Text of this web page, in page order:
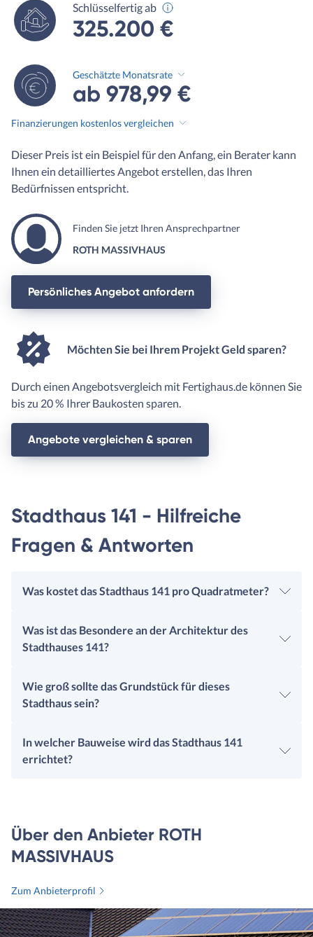
Schlüsselfertig ab
325.200 €
Geschätzte Monatsrate
ab 978,99 €
Finanzierungen kostenlos vergleichen
Dieser Preis ist ein Beispiel für den Anfang, ein Berater kann
Ihnen ein detailliertes Angebot erstellen, das Ihren
Bedürfnissen entspricht.
Finden Sie jetzt Ihren Ansprechpartner
ROTH MASSIVHAUS
Persönliches Angebot anfordern
Möchten Sie bei Ihrem Projekt Geld sparen?
Durch einen Angebotsvergleich mit Fertighaus.de können Sie
bis zu 20 % Ihrer Baukosten sparen.
Angebote vergleichen & sparen
Stadthaus 141 - Hilfreiche
Fragen & Antworten
Was kostet das Stadthaus 141 pro Quadratmeter?
Was ist das Besondere an der Architektur des
Stadthauses 141?
Wie groß sollte das Grundstück für dieses
Stadthaus sein?
In welcher Bauweise wird das Stadthaus 141
errichtet?
Über den Anbieter ROTH
MASSIVHAUS
Zum Anbieterprofil